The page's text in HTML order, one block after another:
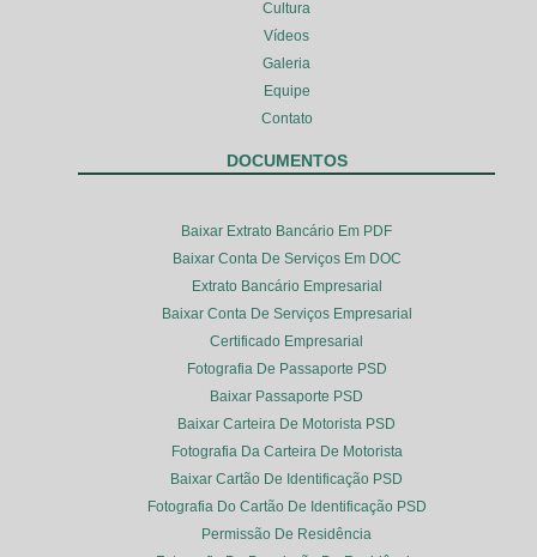
Cultura
Vídeos
Galeria
Equipe
Contato
DOCUMENTOS
Baixar Extrato Bancário Em PDF
Baixar Conta De Serviços Em DOC
Extrato Bancário Empresarial
Baixar Conta De Serviços Empresarial
Certificado Empresarial
Fotografia De Passaporte PSD
Baixar Passaporte PSD
Baixar Carteira De Motorista PSD
Fotografia Da Carteira De Motorista
Baixar Cartão De Identificação PSD
Fotografia Do Cartão De Identificação PSD
Permissão De Residência